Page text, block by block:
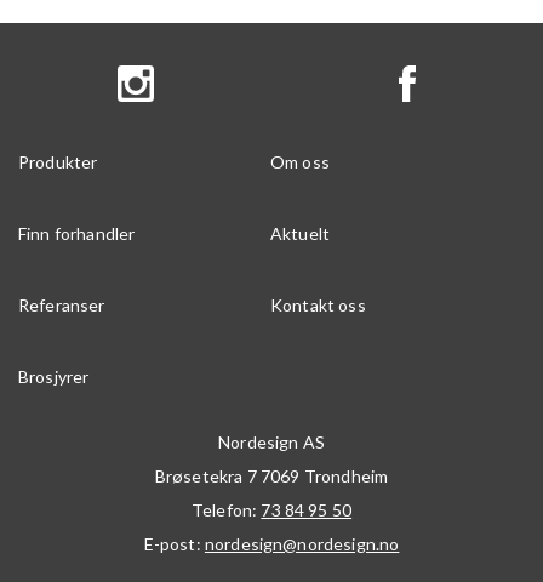
Produkter Om oss
Finn forhandler Aktuelt
Referanser Kontakt oss
Brosjyrer
Nordesign AS
Brøsetekra 7 7069 Trondheim
Telefon: 73 84 95 50
E-post: nordesign@nordesign.no